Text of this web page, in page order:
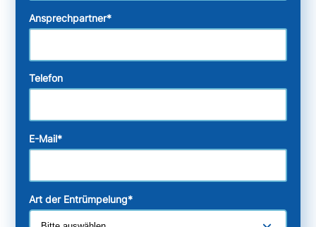
Ansprechpartner*
Telefon
E-Mail*
Art der Entrümpelung*